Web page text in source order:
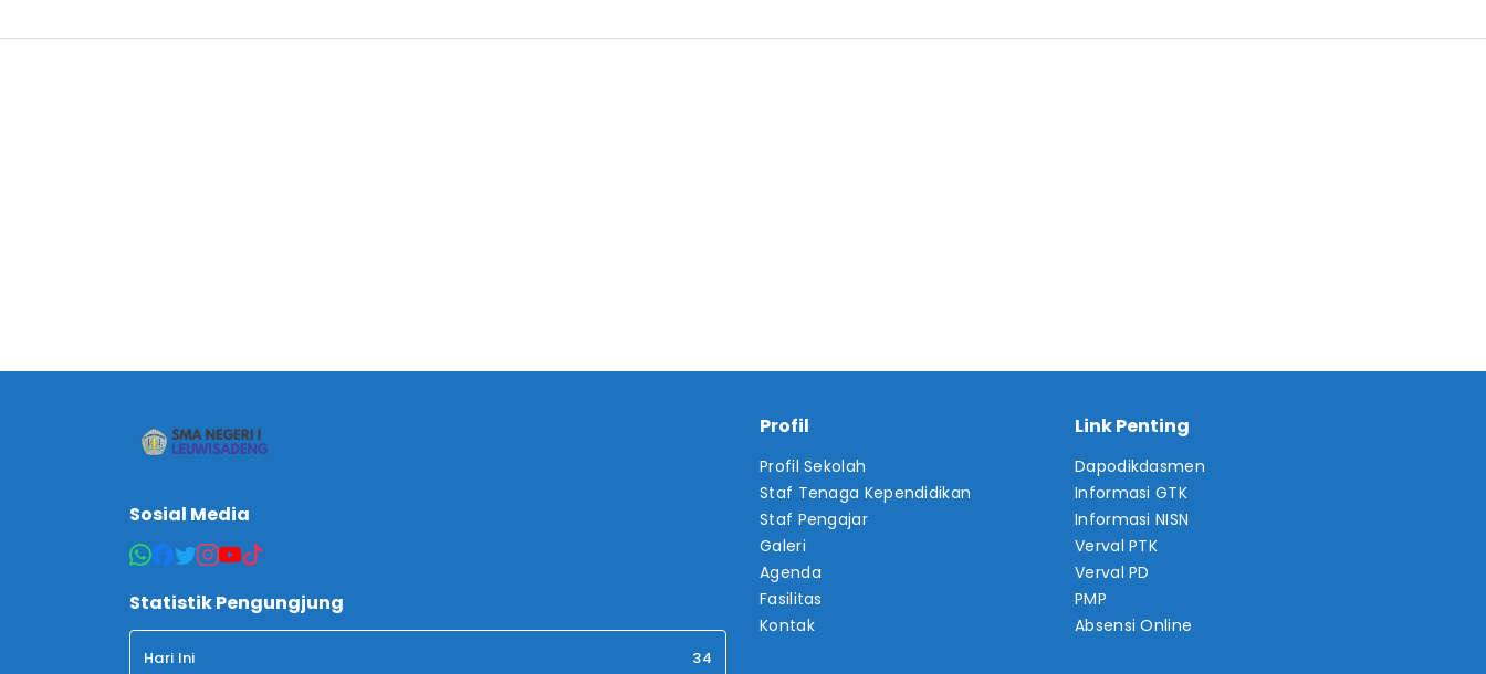
Sosial Media
Statistik Pengungjung
Hari Ini 34
Profil
Profil Sekolah
Staf Tenaga Kependidikan
Staf Pengajar
Galeri
Agenda
Fasilitas
Kontak
Link Penting
Dapodikdasmen
Informasi GTK
Informasi NISN
Verval PTK
Verval PD
PMP
Absensi Online